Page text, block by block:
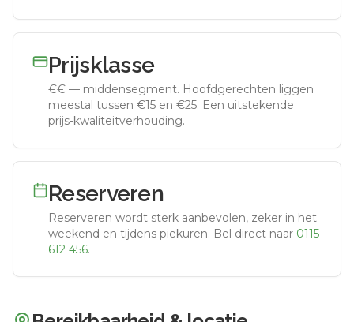
Prijsklasse
€€ — middensegment. Hoofdgerechten liggen
meestal tussen €15 en €25. Een uitstekende
prijs-kwaliteitverhouding.
Reserveren
Reserveren wordt sterk aanbevolen, zeker in het
weekend en tijdens piekuren. Bel direct naar 0115
612 456.